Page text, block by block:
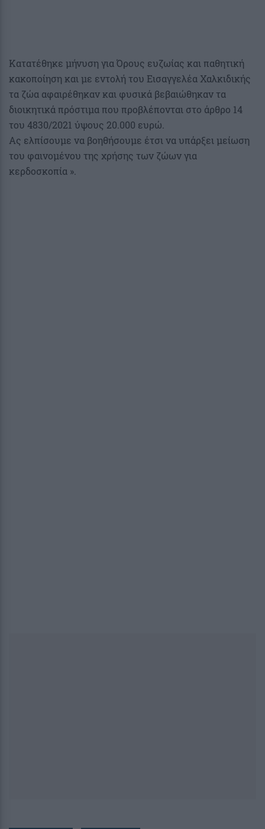
Κατατέθηκε μήνυση για Όρους ευζωίας και παθητική
κακοποίηση και με εντολή του Εισαγγελέα Χαλκιδικής
τα ζώα αφαιρέθηκαν και φυσικά βεβαιώθηκαν τα
διοικητικά πρόστιμα που προβλέπονται στο άρθρο 14
του 4830/2021 ύψους 20.000 ευρώ.
Ας ελπίσουμε να βοηθήσουμε έτσι να υπάρξει μείωση
του φαινομένου της χρήσης των ζώων για
κερδοσκοπία ».